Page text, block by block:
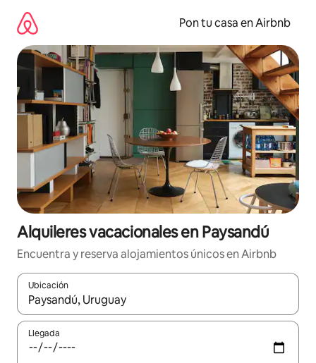
contenido
Pon tu casa en Airbnb
Alquileres vacacionales en Paysandú
Encuentra y reserva alojamientos únicos en Airbnb
Ubicación
Cuando los resultados estén disponibles, navega con las
Llegada